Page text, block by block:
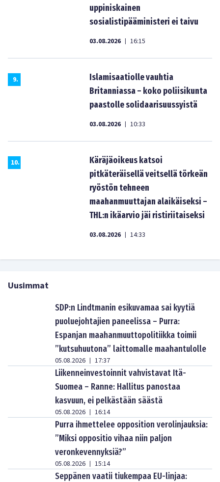
uppiniskainen
sosialistipääministeri ei taivu
03.08.2026 | 16:15
9.
Islamisaatiolle vauhtia
Britanniassa – koko poliisikunta
paastolle solidaarisuussyistä
03.08.2026 | 10:33
10.
Käräjäoikeus katsoi
pitkäteräisellä veitsellä törkeän
ryöstön tehneen
maahanmuuttajan alaikäiseksi –
THL:n ikäarvio jäi ristiriitaiseksi
03.08.2026 | 14:33
Uusimmat
SDP:n Lindtmanin esikuvamaa sai kyytiä
puoluejohtajien paneelissa – Purra:
Espanjan maahanmuuttopolitiikka toimii
”kutsuhuutona” laittomalle maahantulolle
05.08.2026 | 17:37
Liikenneinvestoinnit vahvistavat Itä-
Suomea – Ranne: Hallitus panostaa
kasvuun, ei pelkästään säästä
05.08.2026 | 16:14
Purra ihmettelee opposition verolinjauksia:
”Miksi oppositio vihaa niin paljon
veronkevennyksiä?”
05.08.2026 | 15:14
Seppänen vaatii tiukempaa EU-linjaa: